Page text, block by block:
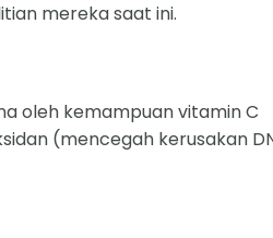
mereka saat ini.
oleh kemampuan vitamin C
(mencegah kerusakan